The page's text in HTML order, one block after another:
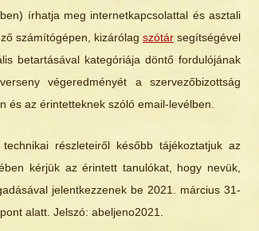
írhatja meg internetkapcsolattal és asztali
számítógépen, kizárólag szótár segítségével
betartásával kategóriája döntő fordulójának
végeredményét a szervezőbizottság
és az érintetteknek szóló email-levélben.
részleteiről később tájékoztatjuk az
kérjük az érintett tanulókat, hogy nevük,
jelentkezzenek be 2021. március 31-
alatt. Jelszó: abeljeno2021.